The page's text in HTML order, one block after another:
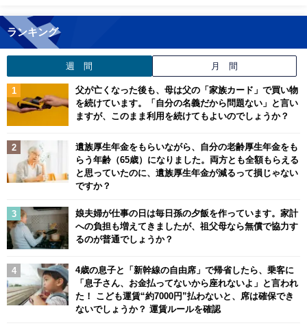
ランキング
週 間 月 間
父が亡くなった後も、母は父の「家族カード」で買い物
を続けています。「自分の名義だから問題ない」と言い
ますが、このまま利用を続けてもよいのでしょうか？
遺族厚生年金をもらいながら、自分の老齢厚生年金をも
らう年齢（65歳）になりました。両方とも全額もらえる
と思っていたのに、遺族厚生年金が減るって損じゃない
ですか？
娘夫婦が仕事の日は毎日孫の夕飯を作っています。家計
への負担も増えてきましたが、祖父母なら無償で協力す
るのが普通でしょうか？
4歳の息子と「新幹線の自由席」で帰省したら、乗客に
「息子さん、お金払ってないから座れないよ」と言われ
た！ こども運賃“約7000円”払わないと、席は確保でき
ないでしょうか？ 運賃ルールを確認